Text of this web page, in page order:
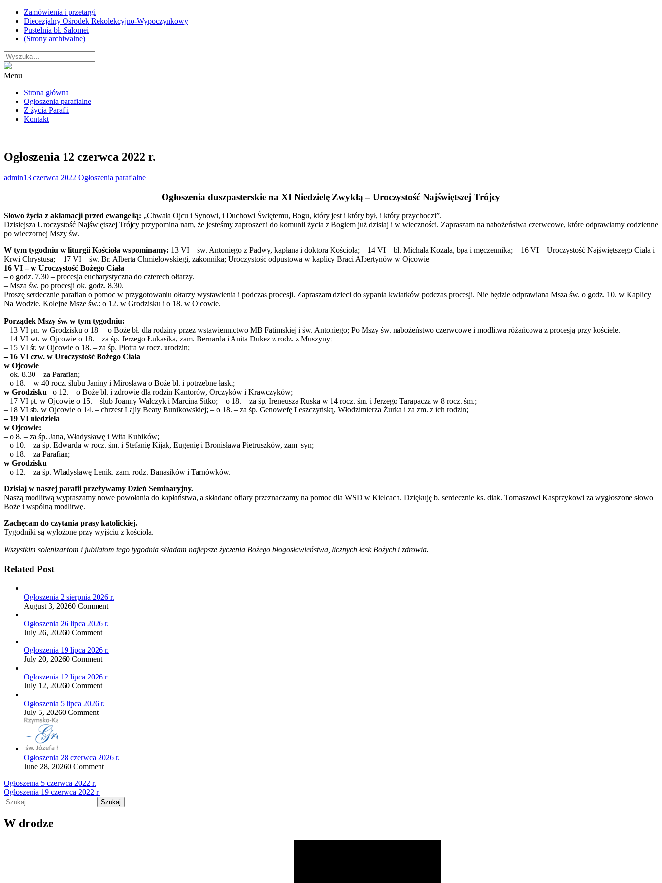
Skip
content
Zamówienia i przetargi
Diecezjalny Ośrodek Rekolekcyjno-Wypoczynkowy
Pustelnia bł. Salomei
(Strony archiwalne)
Menu
Strona główna
Ogłoszenia parafialne
Z życia Parafii
Kontakt
Ogłoszenia 12 czerwca 2022 r.
admin13 czerwca 2022 Ogłoszenia parafialne
Ogłoszenia duszpasterskie na XI Niedzielę Zwykłą – Uroczystość Najświętszej Trójcy
Słowo życia z aklamacji przed ewangelią: „Chwała Ojcu i Synowi, i Duchowi Świętemu, Bogu, który jest i który był, i który przychodzi”.
Dzisiejsza Uroczystość Najświętszej Trójcy przypomina nam, że jesteśmy zaproszeni do komunii życia z Bogiem już dzisiaj i w wieczności. Zapraszam na nabożeństwa czerwcowe, które odprawiamy codzienne
po wieczornej Mszy św.
W tym tygodniu w liturgii Kościoła wspominamy: 13 VI – św. Antoniego z Padwy, kapłana i doktora Kościoła; – 14 VI – bł. Michała Kozala, bpa i męczennika; – 16 VI – Uroczystość Najświętszego Ciała i
Krwi Chrystusa; – 17 VI – św. Br. Alberta Chmielowskiegi, zakonnika; Uroczystość odpustowa w kaplicy Braci Albertynów w Ojcowie.
16 VI – w Uroczystość Bożego Ciała
– o godz. 7.30 – procesja eucharystyczna do czterech ołtarzy.
– Msza św. po procesji ok. godz. 8.30.
Proszę serdecznie parafian o pomoc w przygotowaniu ołtarzy wystawienia i podczas procesji. Zapraszam dzieci do sypania kwiatków podczas procesji. Nie będzie odprawiana Msza św. o godz. 10. w Kaplicy
Na Wodzie. Kolejne Msze św.: o 12. w Grodzisku i o 18. w Ojcowie.
Porządek Mszy św. w tym tygodniu:
– 13 VI pn. w Grodzisku o 18. – o Boże bł. dla rodziny przez wstawiennictwo MB Fatimskiej i św. Antoniego; Po Mszy św. nabożeństwo czerwcowe i modlitwa różańcowa z procesją przy kościele.
– 14 VI wt. w Ojcowie o 18. – za śp. Jerzego Łukasika, zam. Bernarda i Anita Dukez z rodz. z Muszyny;
– 15 VI śr. w Ojcowie o 18. – za śp. Piotra w rocz. urodzin;
– 16 VI czw. w Uroczystość Bożego Ciała
w Ojcowie
– ok. 8.30 – za Parafian;
– o 18. – w 40 rocz. ślubu Janiny i Mirosława o Boże bł. i potrzebne łaski;
w Grodzisku– o 12. – o Boże bł. i zdrowie dla rodzin Kantorów, Orczyków i Krawczyków;
– 17 VI pt. w Ojcowie o 15. – ślub Joanny Walczyk i Marcina Sitko; – o 18. – za śp. Ireneusza Ruska w 14 rocz. śm. i Jerzego Tarapacza w 8 rocz. śm.;
– 18 VI sb. w Ojcowie o 14. – chrzest Lajly Beaty Bunikowskiej; – o 18. – za śp. Genowefę Leszczyńską, Włodzimierza Żurka i za zm. z ich rodzin;
– 19 VI niedziela
w Ojcowie:
– o 8. – za śp. Jana, Władysławę i Wita Kubików;
– o 10. – za śp. Edwarda w rocz. śm. i Stefanię Kijak, Eugenię i Bronisława Pietruszków, zam. syn;
– o 18. – za Parafian;
w Grodzisku
– o 12. – za śp. Wladysławę Lenik, zam. rodz. Banasików i Tarnówków.
Dzisiaj w naszej parafii przeżywamy Dzień Seminaryjny.
Naszą modlitwą wypraszamy nowe powołania do kapłaństwa, a składane ofiary przeznaczamy na pomoc dla WSD w Kielcach. Dziękuję b. serdecznie ks. diak. Tomaszowi Kasprzykowi za wygłoszone słowo
Boże i wspólną modlitwę.
Zachęcam do czytania prasy katolickiej.
Tygodniki są wyłożone przy wyjściu z kościoła.
Wszystkim solenizantom i jubilatom tego tygodnia składam najlepsze życzenia Bożego błogosławieństwa, licznych łask Bożych i zdrowia.
Related Post
Ogłoszenia 2 sierpnia 2026 r.
August 3, 20260 Comment
Ogłoszenia 26 lipca 2026 r.
July 26, 20260 Comment
Ogłoszenia 19 lipca 2026 r.
July 20, 20260 Comment
Ogłoszenia 12 lipca 2026 r.
July 12, 20260 Comment
Ogłoszenia 5 lipca 2026 r.
July 5, 20260 Comment
Ogłoszenia 28 czerwca 2026 r.
June 28, 20260 Comment
Nawigacja
wpisu
Ogłoszenia 5 czerwca 2022 r.
Ogłoszenia 19 czerwca 2022 r.
Szukaj:
W drodze